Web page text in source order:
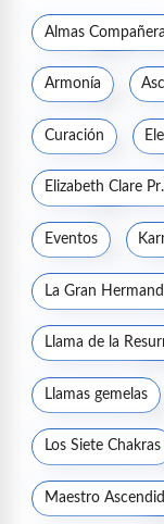
Almas
Armonía
Curación
Eventos
Llamas gemelas
Los Siete Chakras